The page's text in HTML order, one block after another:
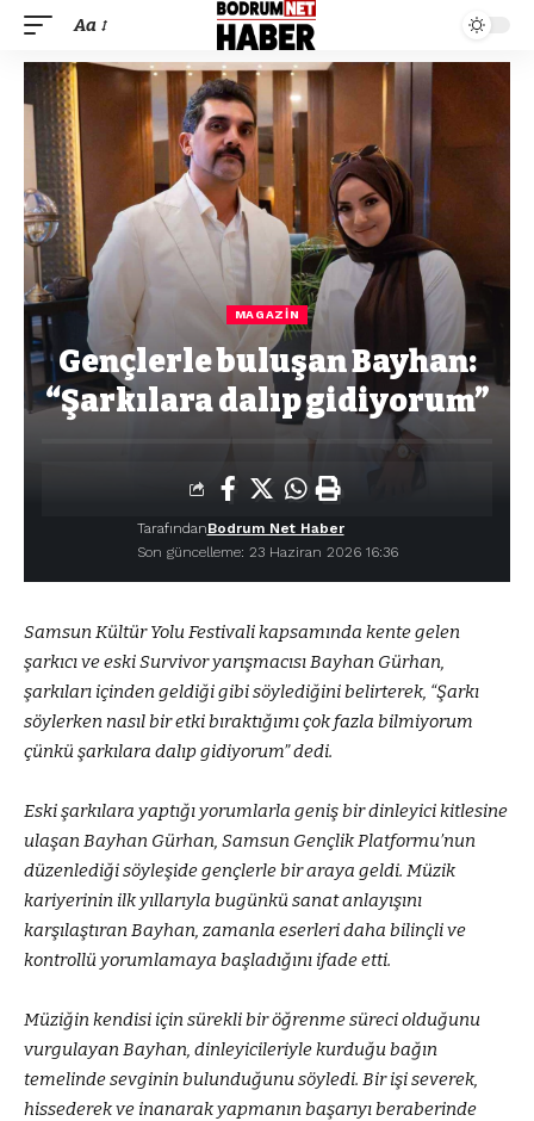
Aa
MAGAZIN
Gençlerle buluşan Bayhan:
“Şarkılara dalıp gidiyorum”
Son güncelleme: 23 Haziran 2026 16:36
TarafındanBodrum Net Haber
Samsun Kültür Yolu Festivali kapsamında kente gelen
şarkıcı ve eski Survivor yarışmacısı Bayhan Gürhan,
şarkıları içinden geldiği gibi söylediğini belirterek, “Şarkı
söylerken nasıl bir etki bıraktığımı çok fazla bilmiyorum
çünkü şarkılara dalıp gidiyorum” dedi.
Eski şarkılara yaptığı yorumlarla geniş bir dinleyici kitlesine
ulaşan Bayhan Gürhan, Samsun Gençlik Platformu’nun
düzenlediği söyleşide gençlerle bir araya geldi. Müzik
kariyerinin ilk yıllarıyla bugünkü sanat anlayışını
karşılaştıran Bayhan, zamanla eserleri daha bilinçli ve
kontrollü yorumlamaya başladığını ifade etti.
Müziğin kendisi için sürekli bir öğrenme süreci olduğunu
vurgulayan Bayhan, dinleyicileriyle kurduğu bağın
temelinde sevginin bulunduğunu söyledi. Bir işi severek,
hissederek ve inanarak yapmanın başarıyı beraberinde